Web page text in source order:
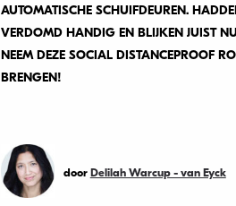
AUTOMATISCHE SCHUIFDEUREN.
VERDOMD HANDIG EN BLIJKEN JUIST
NEEM DEZE SOCIAL DISTANCEPROOF
BRENGEN!
door Delilah Warcup - van Eyck